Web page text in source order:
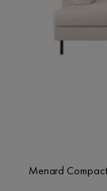
Menard